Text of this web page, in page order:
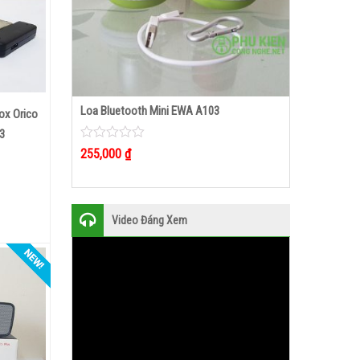
Orico
Loa Bluetooth Mini EWA A103
0
out
5
255,000 ₫
Video Đáng Xem